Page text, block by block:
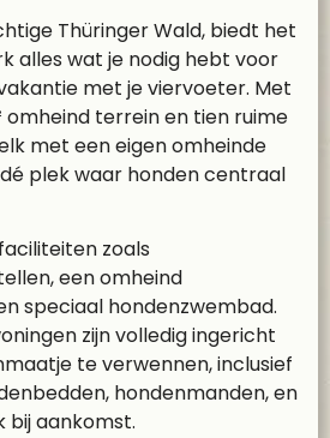
Thüringer Wald, biedt het
alles wat je nodig hebt voor
met je viervoeter. Met
omheind terrein en tien ruime
met een eigen omheinde
plek waar honden centraal
zoals
een omheind
speciaal hondenzwembad.
zijn volledig ingericht
te verwennen, inclusief
hondenmanden, en
bij aankomst.